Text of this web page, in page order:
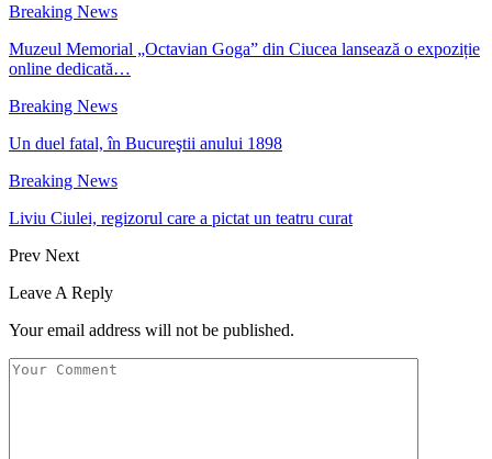
Breaking News
Muzeul Memorial „Octavian Goga” din Ciucea lansează o expoziție
online dedicată…
Breaking News
Un duel fatal, în Bucureştii anului 1898
Breaking News
Liviu Ciulei, regizorul care a pictat un teatru curat
Prev Next
Leave A Reply
Your email address will not be published.